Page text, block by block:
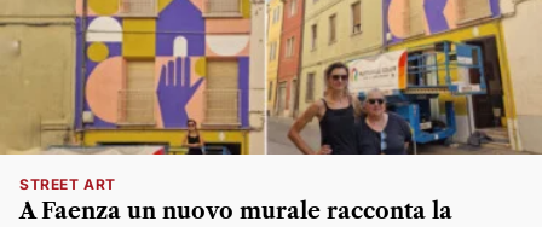
STREET ART
A Faenza un nuovo murale racconta la